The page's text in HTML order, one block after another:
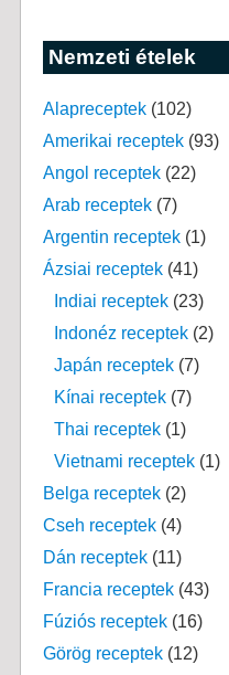
Nemzeti ételek
Alapreceptek(102)
Amerikai receptek(93)
Angol receptek(22)
Arab receptek(7)
Argentin receptek(1)
Ázsiai receptek(41)
Indiai receptek(23)
Indonéz receptek(2)
Japán receptek(7)
Kínai receptek(7)
Thai receptek(1)
Vietnami receptek(1)
Belga receptek(2)
Cseh receptek(4)
Dán receptek(11)
Francia receptek(43)
Fúziós receptek(16)
Görög receptek(12)